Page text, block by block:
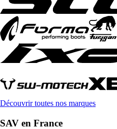
Découvrir toutes nos marques
SAV en France